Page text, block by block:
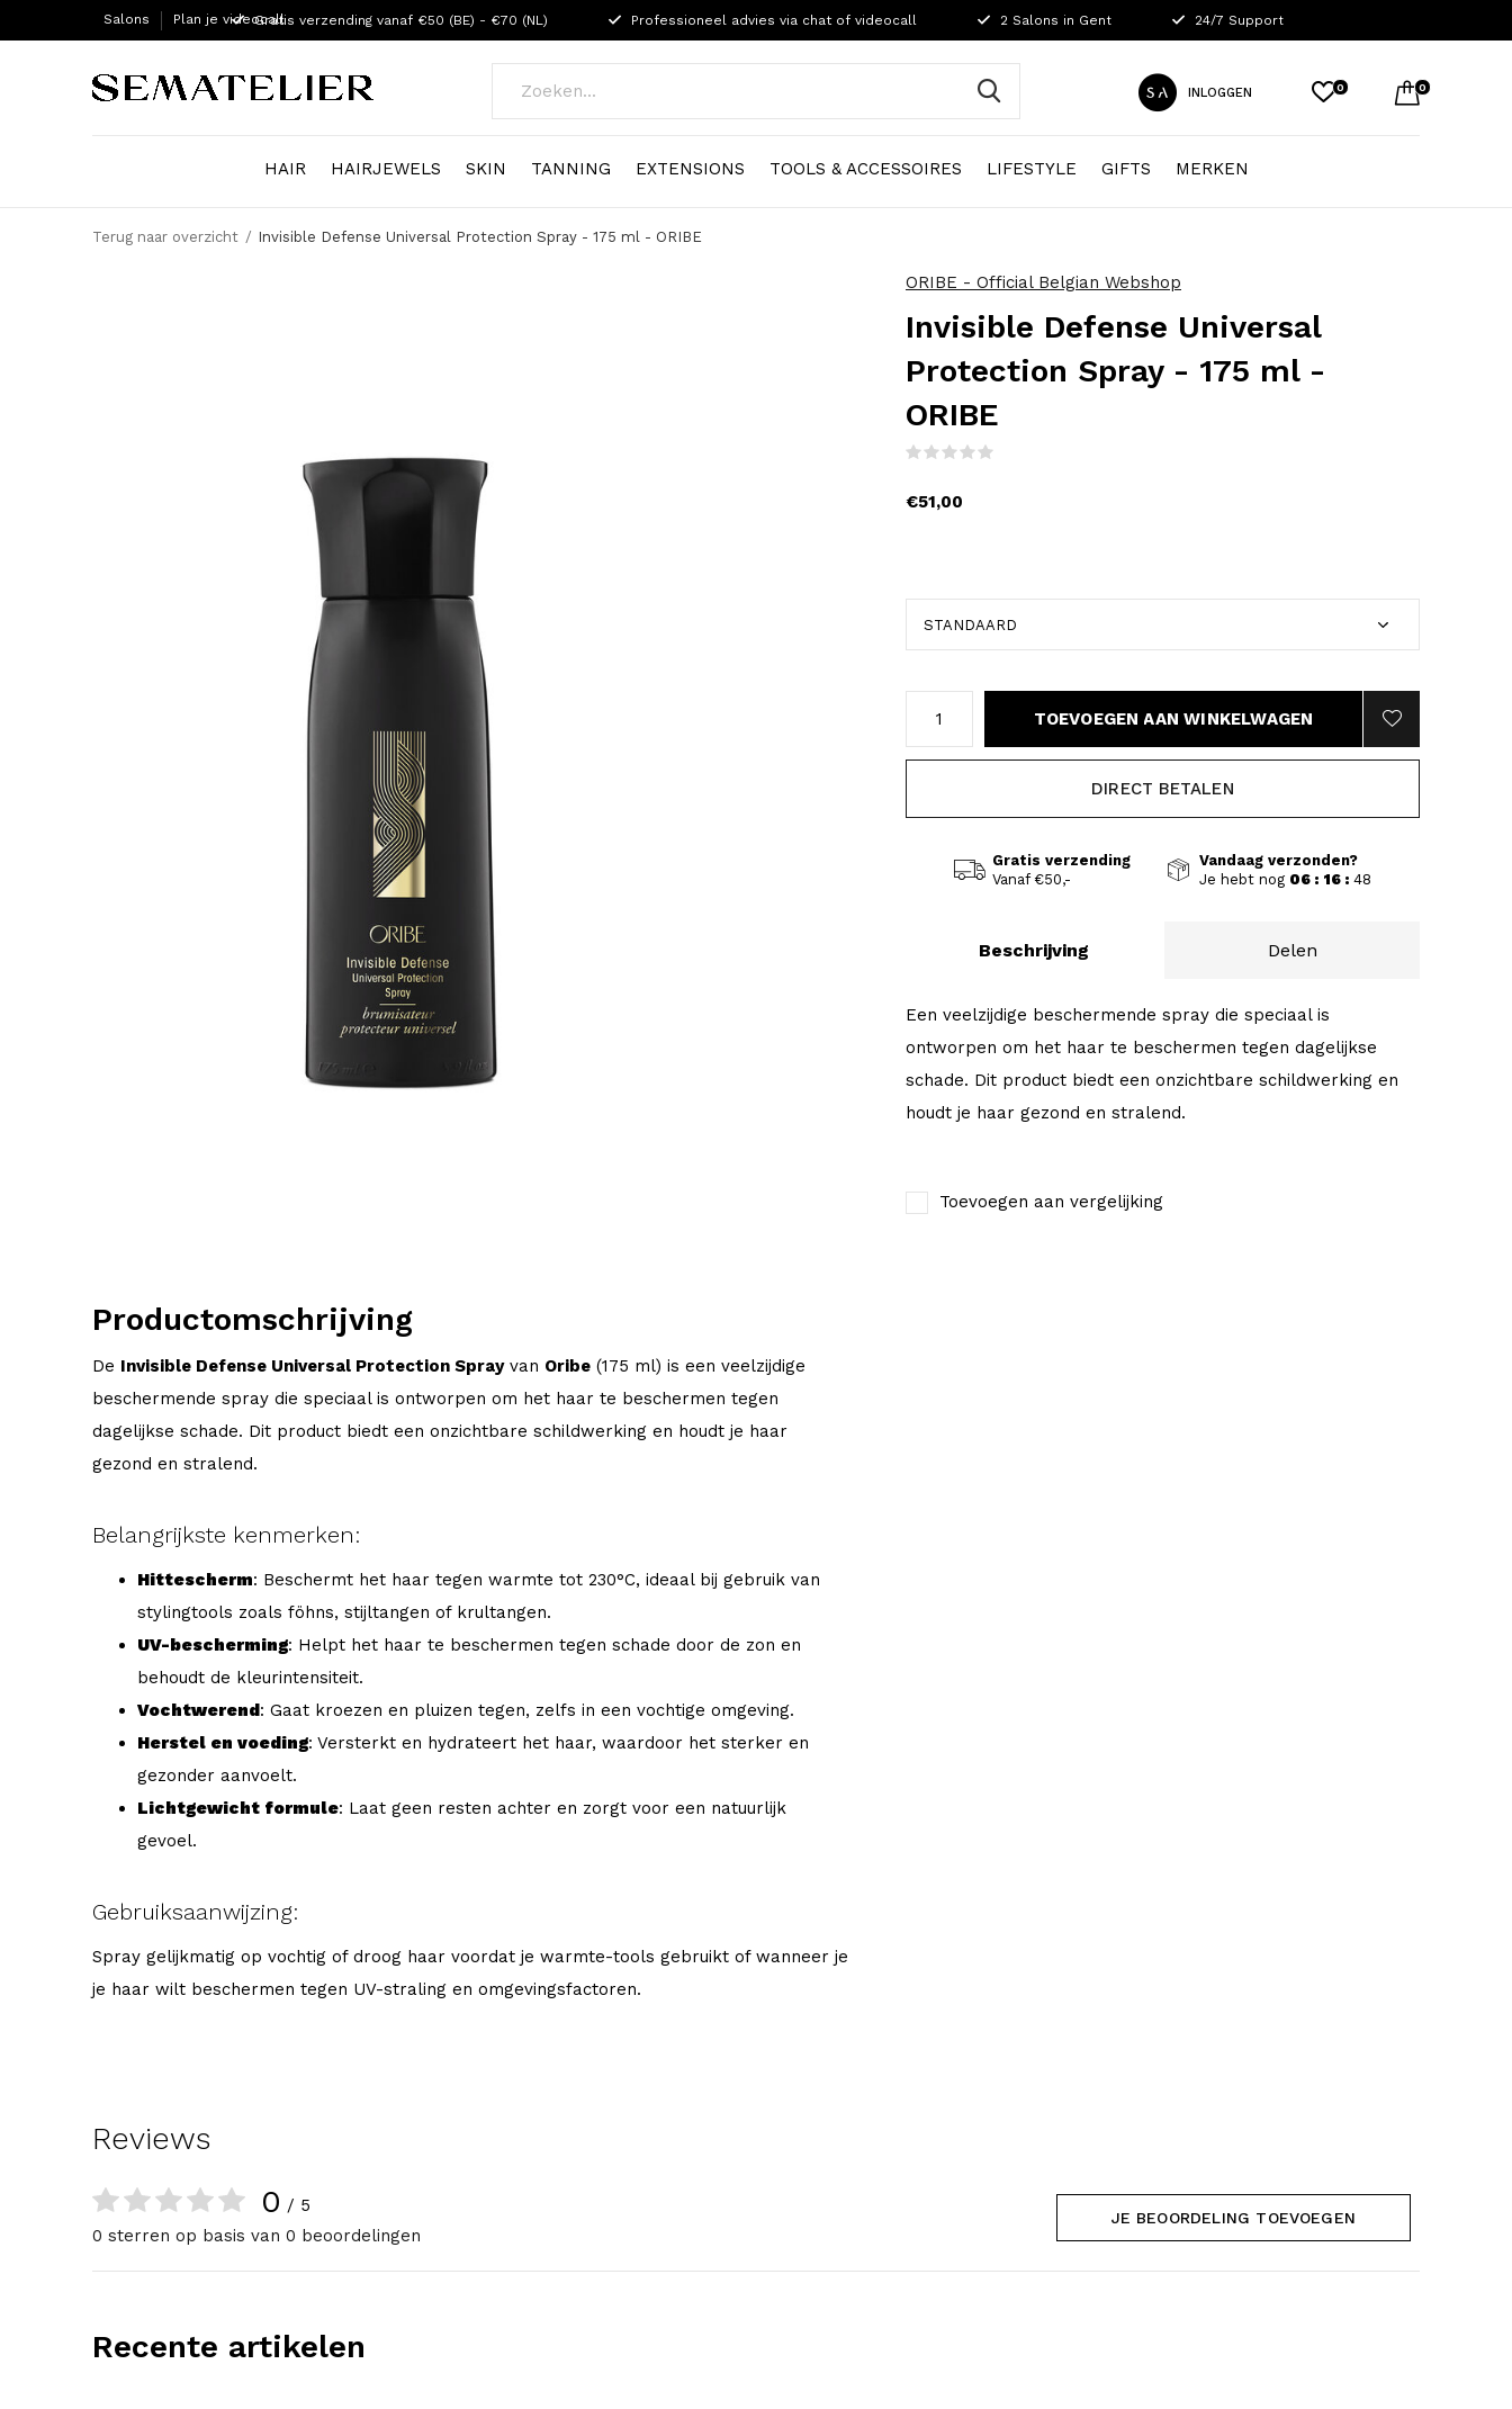
HAIR HAIRJEWELS SKIN TANNING EXTENSIONS TOOLS & ACCESSOIRES LIFESTYLE GIFTS MERKEN
INLOGGEN 0 0
Gratis verzending vanaf €50 (BE) - €70 (NL) Professioneel advies via chat of videocall 2 Salons in Gent 24/7 Support
Salons Plan je videocall
Terug naar overzicht Invisible Defense Universal Protection Spray - 175 ml - ORIBE
ORIBE - Official Belgian Webshop
Invisible Defense Universal
Protection Spray - 175 ml -
ORIBE
€51,00
TOEVOEGEN AAN WINKELWAGEN
DIRECT BETALEN
Gratis verzending
Vanaf €50,-
Vandaag verzonden?
Je hebt nog 06 : 16 :47
Beschrijving Delen
Een veelzijdige beschermende spray die speciaal is
ontworpen om het haar te beschermen tegen dagelijkse
schade. Dit product biedt een onzichtbare schildwerking en
houdt je haar gezond en stralend.
Toevoegen aan vergelijking
Productomschrijving
De Invisible Defense Universal Protection Sprayvan Oribe (175 ml) is een veelzijdige
beschermende spray die speciaal is ontworpen om het haar te beschermen tegen
dagelijkse schade. Dit product biedt een onzichtbare schildwerking en houdt je haar
gezond en stralend.
Belangrijkste kenmerken:
Hittescherm: Beschermt het haar tegen warmte tot 230°C, ideaal bij gebruik van
stylingtools zoals föhns, stijltangen of krultangen.
UV-bescherming: Helpt het haar te beschermen tegen schade door de zon en
behoudt de kleurintensiteit.
Vochtwerend: Gaat kroezen en pluizen tegen, zelfs in een vochtige omgeving.
Herstel en voeding: Versterkt en hydrateert het haar, waardoor het sterker en
gezonder aanvoelt.
Lichtgewicht formule: Laat geen resten achter en zorgt voor een natuurlijk
gevoel.
Gebruiksaanwijzing:
Spray gelijkmatig op vochtig of droog haar voordat je warmte-tools gebruikt of wanneer je
je haar wilt beschermen tegen UV-straling en omgevingsfactoren.
Reviews
0 / 5
0 sterren op basis van 0 beoordelingen
JE BEOORDELING TOEVOEGEN
Recente artikelen